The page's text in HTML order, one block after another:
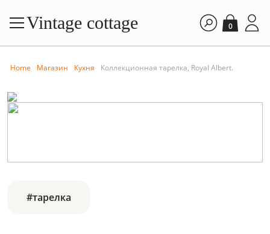
Vintage cottage 0
Home Магазин Кухня Коллекционная тарелка, Royal Albert.
#тарелка